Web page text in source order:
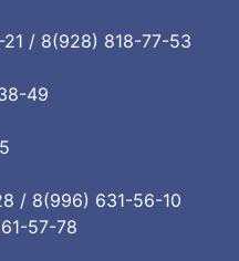
/ 8(928) 818-77-53
49
/ 8(996) 631-56-10
57-78